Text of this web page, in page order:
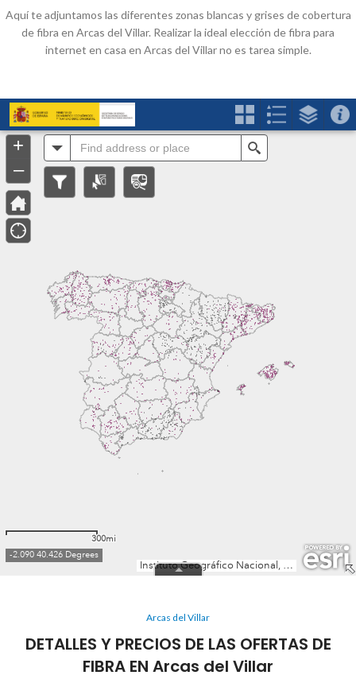
Aquí te adjuntamos las diferentes zonas blancas y grises de cobertura
de fibra en Arcas del Villar. Realizar la ideal elección de fibra para
internet en casa en Arcas del Villar no es tarea simple.
Arcas del Villar
DETALLES Y PRECIOS DE LAS OFERTAS DE
FIBRA EN Arcas del Villar